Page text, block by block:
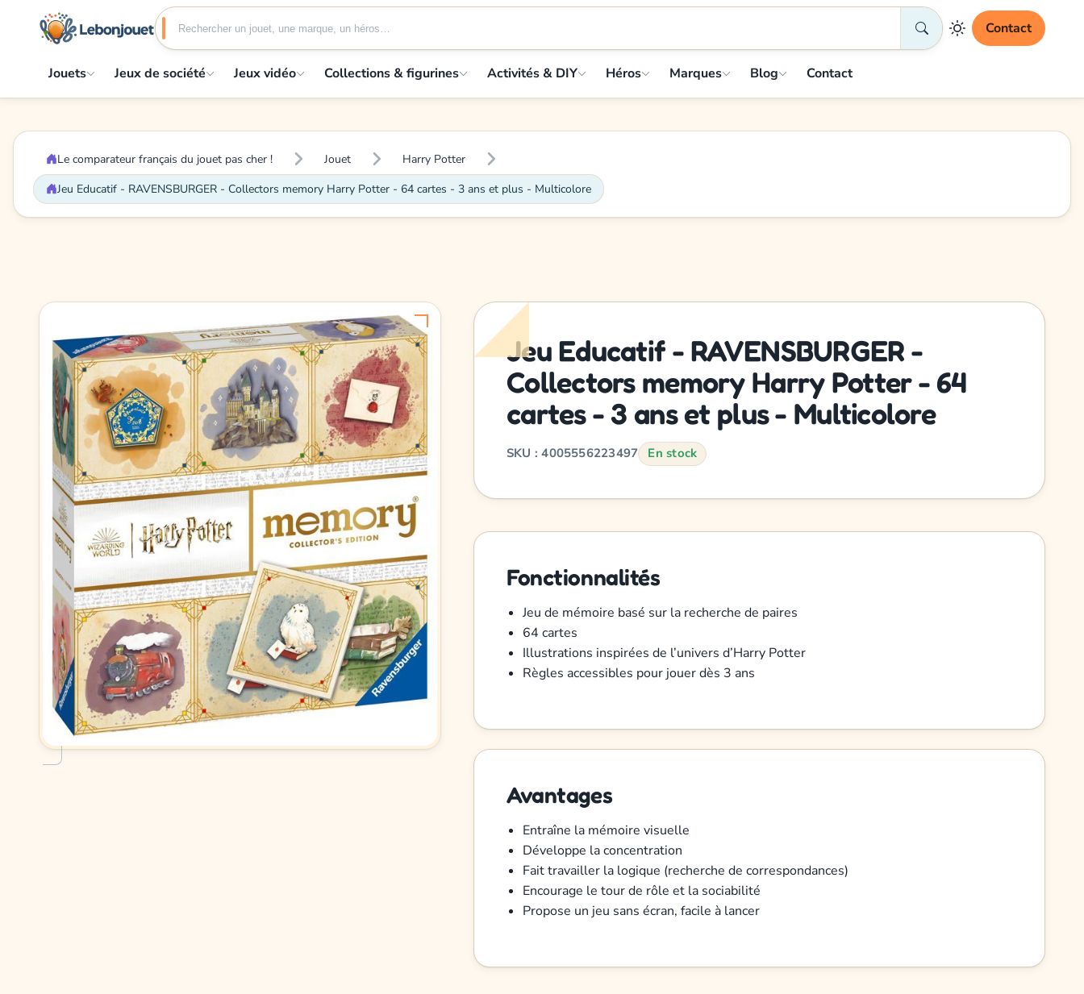
Contact
Jouets Jeux de société Jeux vidéo Collections & figurines Activités & DIY Héros Marques Blog Contact
Le comparateur français du jouet pas cher ! Jouet
Harry Potter
Jeu Educatif - RAVENSBURGER - Collectors memory Harry Potter - 64 cartes - 3 ans et plus - Multicolore
Jeu Educatif - RAVENSBURGER -
Collectors memory Harry Potter - 64
cartes - 3 ans et plus - Multicolore
SKU : 4005556223497 En stock
Fonctionnalités
Jeu de mémoire basé sur la recherche de paires
64 cartes
Illustrations inspirées de l’univers d’Harry Potter
Règles accessibles pour jouer dès 3 ans
Avantages
Entraîne la mémoire visuelle
Développe la concentration
Fait travailler la logique (recherche de correspondances)
Encourage le tour de rôle et la sociabilité
Propose un jeu sans écran, facile à lancer